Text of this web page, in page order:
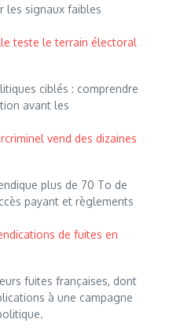
les signaux faibles
teste le terrain électoral
ciblés : comprendre
avant les
vend des dizaines
plus de 70 To de
payant et règlements
de fuites en
fuites françaises, dont
à une campagne